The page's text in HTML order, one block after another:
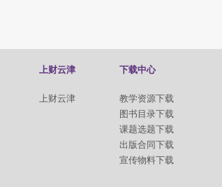
上财云津
上财云津
下载中心
教学资源下载
图书目录下载
课题选题下载
出版合同下载
宣传物料下载